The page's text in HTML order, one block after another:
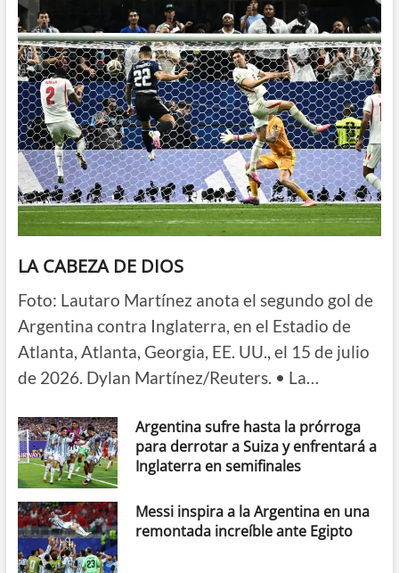
LA CABEZA DE DIOS
Foto: Lautaro Martínez anota el segundo gol de
Argentina contra Inglaterra, en el Estadio de
Atlanta, Atlanta, Georgia, EE. UU., el 15 de julio
de 2026. Dylan Martínez/Reuters. • La…
Argentina sufre hasta la prórroga
para derrotar a Suiza y enfrentará a
Inglaterra en semifinales
Messi inspira a la Argentina en una
remontada increíble ante Egipto